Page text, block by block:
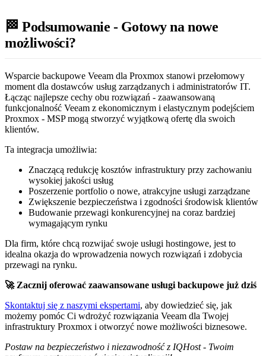
🏁 Podsumowanie - Gotowy na nowe
możliwości?
Wsparcie backupowe Veeam dla Proxmox stanowi przełomowy
moment dla dostawców usług zarządzanych i administratorów IT.
Łącząc najlepsze cechy obu rozwiązań - zaawansowaną
funkcjonalność Veeam z ekonomicznym i elastycznym podejściem
Proxmox - MSP mogą stworzyć wyjątkową ofertę dla swoich
klientów.
Ta integracja umożliwia:
Znaczącą redukcję kosztów infrastruktury przy zachowaniu
wysokiej jakości usług
Poszerzenie portfolio o nowe, atrakcyjne usługi zarządzane
Zwiększenie bezpieczeństwa i zgodności środowisk klientów
Budowanie przewagi konkurencyjnej na coraz bardziej
wymagającym rynku
Dla firm, które chcą rozwijać swoje usługi hostingowe, jest to
idealna okazja do wprowadzenia nowych rozwiązań i zdobycia
przewagi na rynku.
🚀 Zacznij oferować zaawansowane usługi backupowe już dziś
Skontaktuj się z naszymi ekspertami, aby dowiedzieć się, jak
możemy pomóc Ci wdrożyć rozwiązania Veeam dla Twojej
infrastruktury Proxmox i otworzyć nowe możliwości biznesowe.
Postaw na bezpieczeństwo i niezawodność z IQHost - Twoim